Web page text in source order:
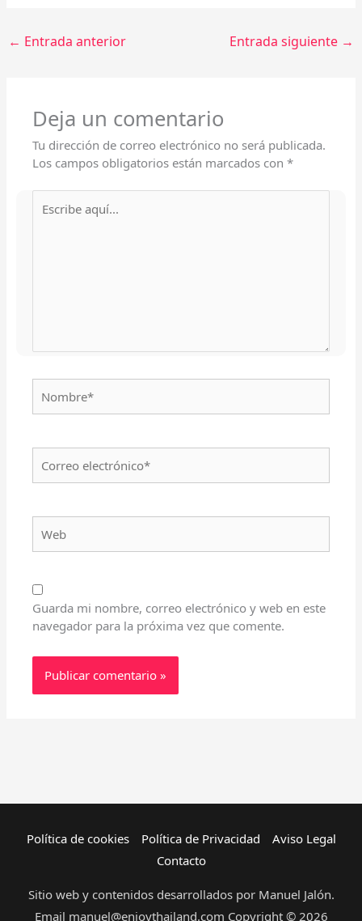
← Entrada anterior Entrada siguiente →
Deja un comentario
Tu dirección de correo electrónico no será publicada.
Los campos obligatorios están marcados con*
aquí...
Nombre*
Correo
electrónico*
Web
Guarda mi nombre, correo electrónico y web en este
navegador para la próxima vez que comente.
Política de cookies Política de Privacidad
Aviso Legal
Contacto
Sitio web y contenidos desarrollados por Manuel Jalón.
Email manuel@enjoythailand.com Copyright © 2026